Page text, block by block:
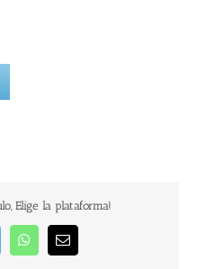
Elige la plataforma!
WhatsAppCorreo
electrónico